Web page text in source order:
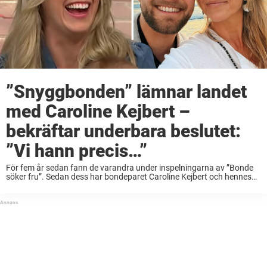
”Snyggbonden” lämnar landet
med Caroline Kejbert –
bekräftar underbara beslutet:
”Vi hann precis…”
För fem år sedan fann de varandra under inspelningarna av ”Bonde
söker fru”. Sedan dess har bondeparet Caroline Kejbert och hennes